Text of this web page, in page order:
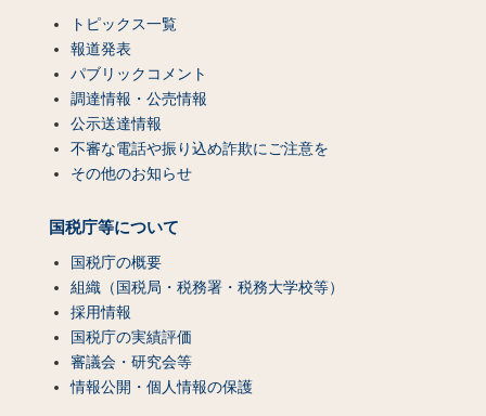
トピックス一覧
報道発表
パブリックコメント
調達情報・公売情報
公示送達情報
不審な電話や振り込め詐欺にご注意を
その他のお知らせ
国税庁等について
国税庁の概要
組織（国税局・税務署・税務大学校等）
採用情報
国税庁の実績評価
審議会・研究会等
情報公開・個人情報の保護